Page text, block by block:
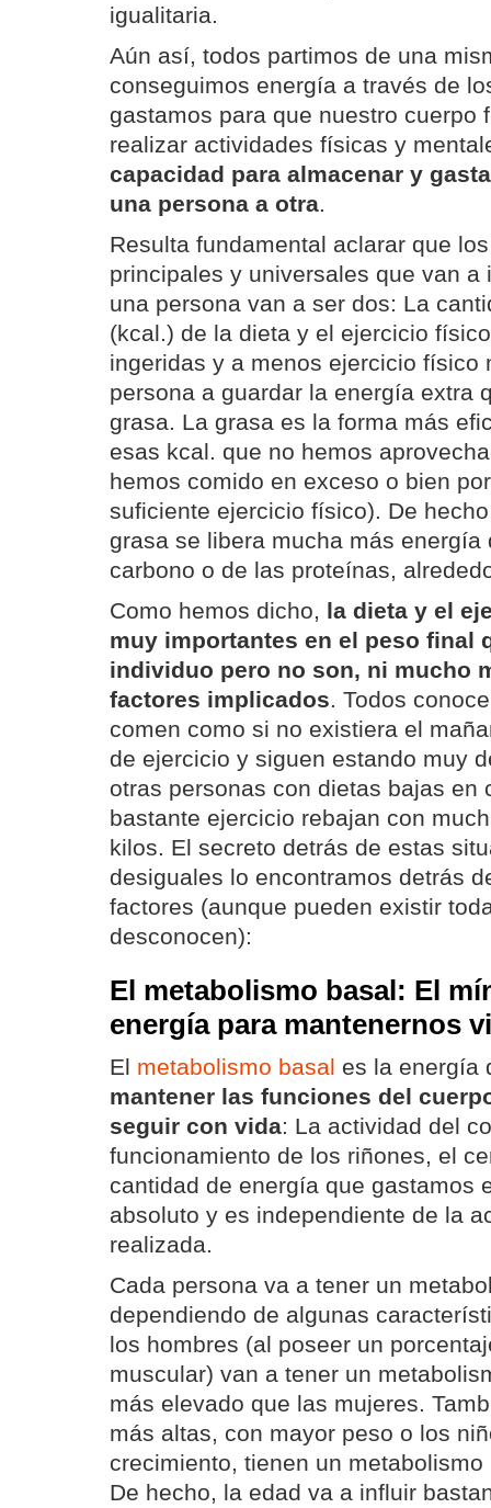
igualitaria.
Aún así, todos partimos de una
conseguimos energía a través de
gastamos para que nuestro cuerpo
realizar actividades físicas y
capacidad para almacenar y
una persona a otra.
Resulta fundamental aclarar que
principales y universales que van a
una persona van a ser dos: La
(kcal.) de la dieta y el ejercicio
ingeridas y a menos ejercicio físico
persona a guardar la energía extra
grasa. La grasa es la forma más
esas kcal. que no hemos
hemos comido en exceso o bien
suficiente ejercicio físico). De
grasa se libera mucha más energía
carbono o de las proteínas,
Como hemos dicho, la dieta y el
muy importantes en el peso final
individuo pero no son, ni mucho
factores implicados. Todos
comen como si no existiera el
de ejercicio y siguen estando muy
otras personas con dietas bajas en
bastante ejercicio rebajan con
kilos. El secreto detrás de estas
desiguales lo encontramos detrás
factores (aunque pueden existir
desconocen):
El metabolismo basal: El
energía para mantenernos
El metabolismo basal es la energía
mantener las funciones del
seguir con vida: La actividad del
funcionamiento de los riñones, el
cantidad de energía que gastamos
absoluto y es independiente de la
realizada.
Cada persona va a tener un
dependiendo de algunas
los hombres (al poseer un
muscular) van a tener un
más elevado que las mujeres.
más altas, con mayor peso o los
crecimiento, tienen un
De hecho, la edad va a influir